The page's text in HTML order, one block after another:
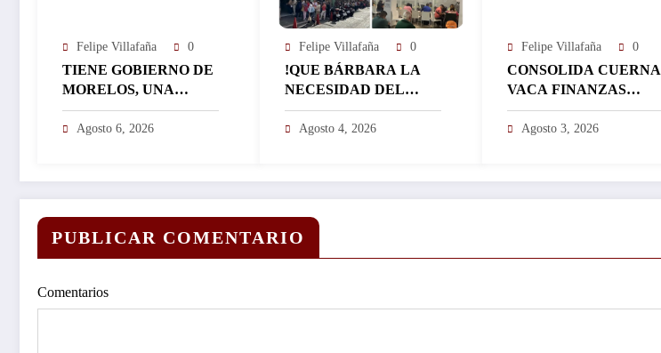
Felipe Villafaña 0
TIENE GOBIERNO DE
MORELOS, UNA
CALIFICACIÓN
APROBATORIA EN
Agosto 6, 2026
Felipe Villafaña 0
!QUE BÁRBARA LA
NECESIDAD DEL
BILLETE!: REGISTRA
EL ICTSGEM MÁS DE
Agosto 4, 2026
Felipe Villafaña 0
CONSOLIDA CUERNA
VACA FINANZAS
SANAS QUE
IMPULSAN MÁS
Agosto 3, 2026
PUBLICAR COMENTARIO
Comentarios